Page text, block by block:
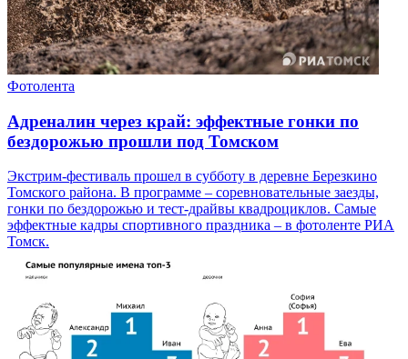
Фотолента
Адреналин через край: эффектные гонки по
бездорожью прошли под Томском
Экстрим-фестиваль прошел в субботу в деревне Березкино
Томского района. В программе – соревновательные заезды,
гонки по бездорожью и тест-драйвы квадроциклов. Самые
эффектные кадры спортивного праздника – в фотоленте РИА
Томск.